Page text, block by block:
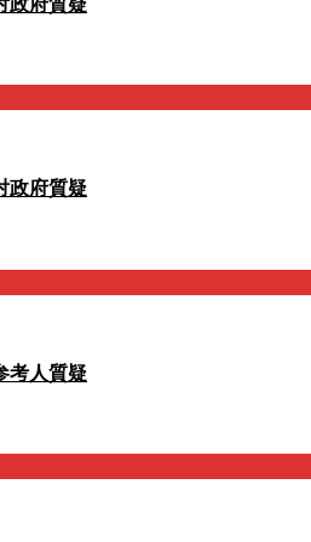
政府質疑
考人質疑